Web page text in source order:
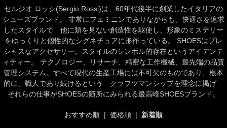
セルジオ ロッシ(Sergio Rossi)は、60年代後半に創業したイタリアの
シューズブランド。 非常にフェミニンでありながらも、快適さを追求
したスタイルで 他に類を見ない創造性を駆使し、形象のミステリー
をゆっくりと個性的なシグネチュアに形作っている。 SHOESはプレ
シャスなアクセサリー。スタイルのシンボル的存在というアイデンテ
ィティー。 テクノロジー、リサーチ、精密な工作機械、最先端の品質
管理システム。すべて現代の生産工場には不可欠のものであり、根本
的に、職人であり続けるという クラフツマンシップを理念に掲げ
それらの仕事がSHOESの随所にみられる最高峰SHOESブランド。
おすすめ順 | 価格順 | 新着順